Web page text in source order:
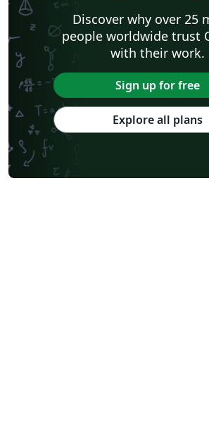
Discover why over 25
people worldwide trust
with their work.
Sign up for free
Explore all plans